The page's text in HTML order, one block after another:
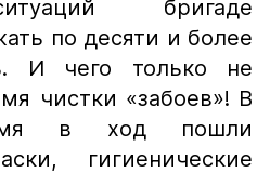
бригаде
по десяти и более
И чего только не
чистки «забоев»! В
в ход пошли
гигиенические